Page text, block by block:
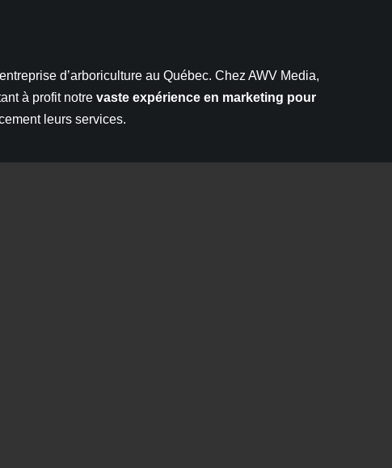
d’arboriculture au Québec. Chez AWV Media,
à profit notre vaste expérience en marketing pour
leurs services.